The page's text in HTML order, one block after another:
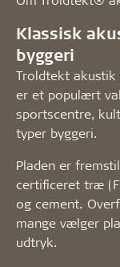
Klassisk
byggeri
Troldtekt akustik
er et populært
sportscentre,
typer byggeri.
Pladen er
certificeret træ
og cement.
mange vælger
udtryk.